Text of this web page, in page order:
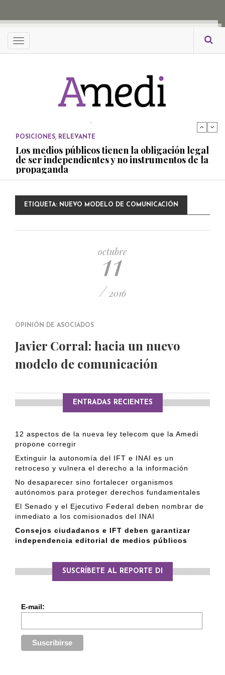
Menu
POSICIONES
Consejos ciudadanos e IFT deben garantizar
independencia editorial de medios públicos
Amedi condena atentado contra Ciro Gómez
POSICIONES, RELEVANTE
Los medios públicos tienen la obligación legal
de ser independientes y no instrumentos de la
propaganda
PUBLICADO EL 27 NOVIEMBRE, 2022
Consejos ciudadanos e IFT deben garantizar
ETIQUETA: NUEVO MODELO DE COMUNICACIÓN
octubre
11
/ 2016
OPINIÓN DE ASOCIADOS
Javier Corral: hacia un nuevo
modelo de comunicación
ENTRADAS RECIENTES
12 aspectos de la nueva ley telecom que la Amedi
propone corregir
Extinguir la autonomía del IFT e INAI es un
retroceso y vulnera el derecho a la información
No desaparecer sino fortalecer organismos
autónomos para proteger derechos fundamentales
El Senado y el Ejecutivo Federal deben nombrar de
inmediato a los comisionados del INAI
Consejos ciudadanos e IFT deben garantizar
independencia editorial de medios públicos
SUSCRÍBETE AL REPORTE DI
E-mail: